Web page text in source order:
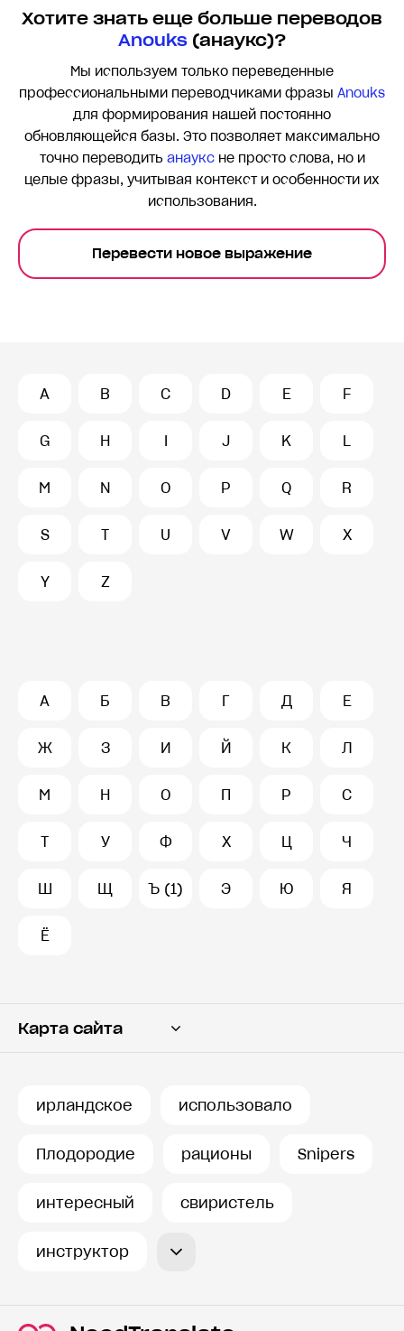
Хотите знать еще больше переводов
Anouks(анаукс)?
Мы используем только переведенные
профессиональными переводчиками фразы Anouks
для формирования нашей постоянно
обновляющейся базы. Это позволяет максимально
точно переводить анауксне просто слова, но и
целые фразы, учитывая контекст и особенности их
использования.
Перевести новое выражение
A B C D E F
G H I J K L
M N O P Q R
S T U V W X
Y Z
А Б В Г Д Е
Ж З И Й К Л
М Н О П Р С
Т У Ф Х Ц Ч
Ш Щ Ъ (1) Э Ю Я
Ё
Карта сайта
ирландское использовало
Плодородие рационы Snipers
интересный свиристель
инструктор